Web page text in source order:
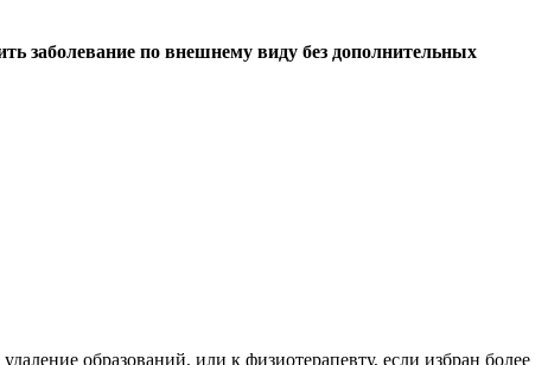
заболевание по внешнему виду без дополнительных
образований, или к физиотерапевту, если избран более